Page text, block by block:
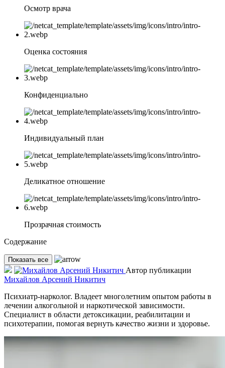
Осмотр врача
Оценка состояния
Конфиденциально
Индивидуальный план
Деликатное отношение
Прозрачная стоимость
Содержание
Показать все
Автор публикации
Михайлов Арсений Никитич
Психиатр-нарколог. Владеет многолетним опытом работы в
лечении алкогольной и наркотической зависимости.
Специалист в области детоксикации, реабилитации и
психотерапии, помогая вернуть качество жизни и здоровье.